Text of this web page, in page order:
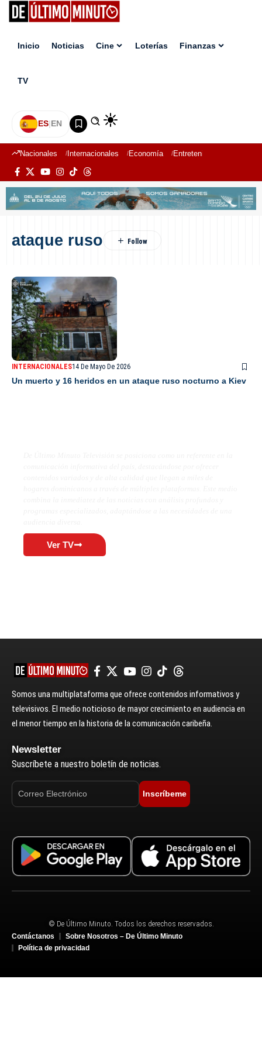
Inicio Noticias Cine Loterías Finanzas
TV
ES|EN
Nacionales Internacionales Economía Entretenimiento
ataque ruso
INTERNACIONALES14 De Mayo De 2026
Un muerto y 16 heridos en un ataque ruso nocturno a Kiev
Ver TV
Somos una multiplataforma que ofrece contenidos informativos y
televisivos. El medio noticioso de mayor crecimiento en audiencia en
el menor tiempo en la historia de la comunicación caribeña.
Newsletter
Suscríbete a nuestro boletín de noticias.
Inscríbeme
© De Último Minuto. Todos los derechos reservados.
Contáctanos
Sobre Nosotros – De Último Minuto
Política de privacidad